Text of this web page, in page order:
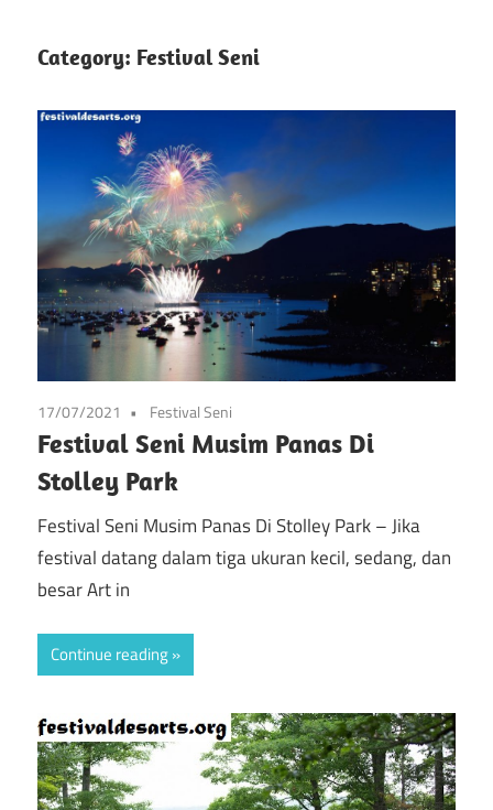
Situs
Festival
Pameran
Kesenian
Prancis
festival
kesenian
dari
seni,
musik,
dan
festival
lainnya
Category: Festival Seni
17/07/2021 Festival Seni
Festival Seni Musim Panas Di
Stolley Park
Festival Seni Musim Panas Di Stolley Park – Jika
festival datang dalam tiga ukuran kecil, sedang, dan
besar ​​Art in
Continue reading